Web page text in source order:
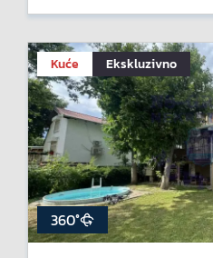
Kuće Ekskluzivno
360°